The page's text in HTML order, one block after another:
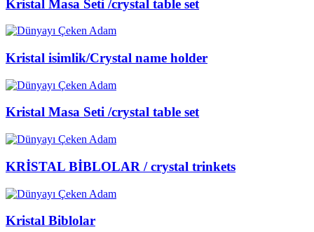
Kristal Masa Seti /crystal table set
Kristal isimlik/Crystal name holder
Kristal Masa Seti /crystal table set
KRİSTAL BİBLOLAR / crystal trinkets
Kristal Biblolar